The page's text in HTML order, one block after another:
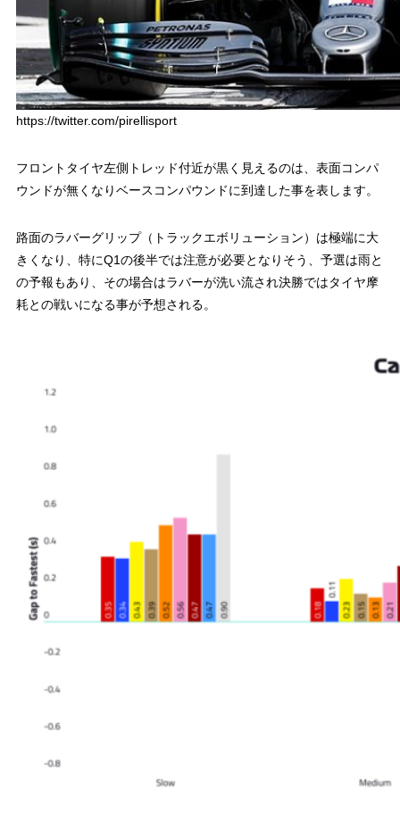
https://twitter.com/pirellisport
フロントタイヤ左側トレッド付近が黒く見えるのは、表面コンパ
ウンドが無くなりベースコンパウンドに到達した事を表します。
路面のラバーグリップ（トラックエボリューション）は極端に大
きくなり、特にQ1の後半では注意が必要となりそう、予選は雨と
の予報もあり、その場合はラバーが洗い流され決勝ではタイヤ摩
耗との戦いになる事が予想される。